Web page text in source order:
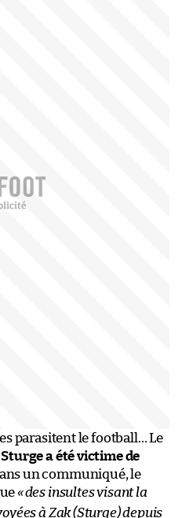
parasitent le football… Le
a été victime de
un communiqué, le
«des insultes visant la
à Zak (Sturge) depuis